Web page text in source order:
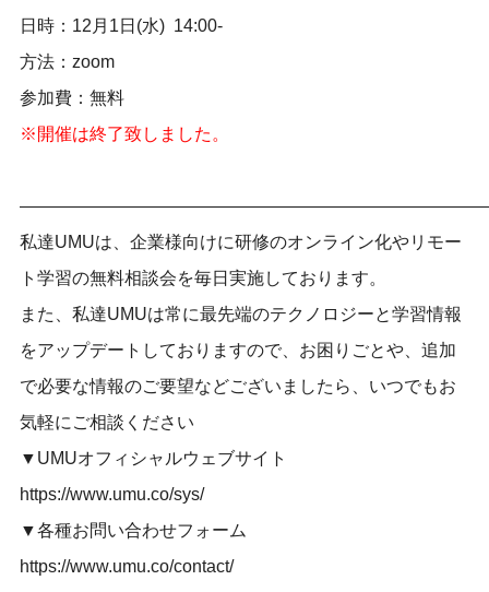
日時：12月1日(水) 14:00-
方法：zoom
参加費：無料
※開催は終了致しました。
私達UMUは、企業様向けに研修のオンライン化やリモー
ト学習の無料相談会を毎日実施しております。
また、私達UMUは常に最先端のテクノロジーと学習情報
をアップデートしておりますので、お困りごとや、追加
で必要な情報のご要望などございましたら、いつでもお
気軽にご相談ください
▼UMUオフィシャルウェブサイト
https://www.umu.co/sys/
▼各種お問い合わせフォーム
https://www.umu.co/contact/